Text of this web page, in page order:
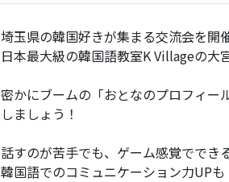
埼玉県の韓国好きが集まる交流会を開
日本最大級の韓国語教室K Villageの大
密かにブームの「おとなのプロフィー
しましょう！
話すのが苦手でも、ゲーム感覚ででき
韓国語でのコミュニケーション力UPも